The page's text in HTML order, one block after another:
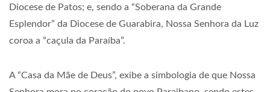
Diocese de Patos; e, sendo a “Soberana da Grande
Esplendor” da Diocese de Guarabira, Nossa Senhora da Luz
coroa a “caçula da Paraíba”.
A “Casa da Mãe de Deus”, exibe a simbologia de que Nossa